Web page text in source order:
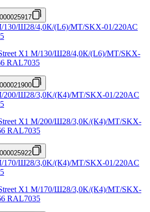
X1 M/130/Ш28/4,0К/(L6)/MT/SKX-
RAL7035
X1 M/200/Ш28/3,0K/(К4)/MT/SKX-
RAL7035
X1 M/170/Ш28/3,0K/(К4)/MT/SKX-
RAL7035